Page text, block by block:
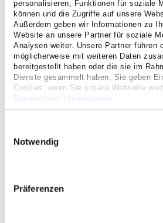
personalisieren, Funktionen für soziale
können und die Zugriffe auf unsere
Außerdem geben wir Informationen zu
Website an unsere Partner für soziale
Analysen weiter. Unsere Partner führen
möglicherweise mit weiteren Daten
bereitgestellt haben oder die sie im
Dienste gesammelt haben. Sie geben
Cookies, wenn Sie unsere Webseite
Datenschutz
Impressum
Notwendig
Präferenzen
zuverlässige Diagnostik und sichere
Optimierte Abläufe in der
Versorgung machen die hohe
Untersuchungsqualität für Sie
gerade im Spannungsfeld zwischen
Befund und einem hochtechnischen
vermitteln: „Hier bin ich gut
Unsere Leistungen: